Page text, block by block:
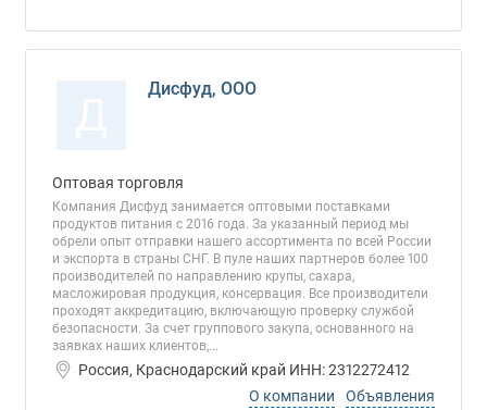
Дисфуд, ООО
Оптовая торговля
Компания Дисфуд занимается оптовыми поставками
продуктов питания с 2016 года. За указанный период мы
обрели опыт отправки нашего ассортимента по всей России
и экспорта в страны СНГ. В пуле наших партнеров более 100
производителей по направлению крупы, сахара,
масложировая продукция, консервация. Все производители
проходят аккредитацию, включающую проверку службой
безопасности. За счет группового закупа, основанного на
заявках наших клиентов,...
Россия, Краснодарский край ИНН: 2312272412
О компании
Объявления